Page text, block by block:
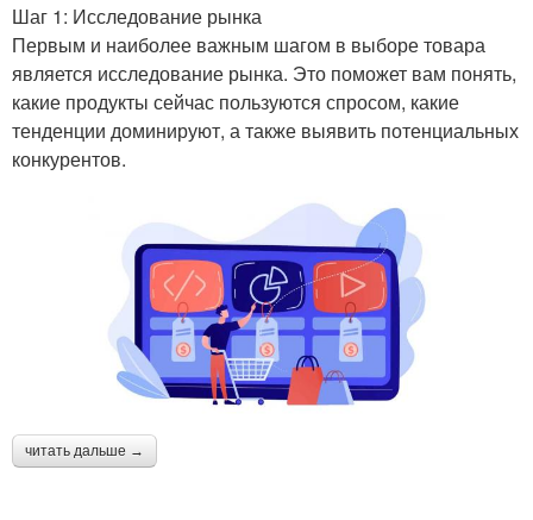
Шаг 1: Исследование рынка
Первым и наиболее важным шагом в выборе товара
является исследование рынка. Это поможет вам понять,
какие продукты сейчас пользуются спросом, какие
тенденции доминируют, а также выявить потенциальных
конкурентов.
читать дальше →